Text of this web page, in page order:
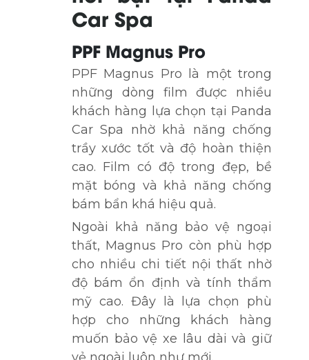
Car Spa
PPF Magnus Pro
PPF Magnus Pro là một trong
những dòng film được nhiều
khách hàng lựa chọn tại Panda
Car Spa nhờ khả năng chống
trầy xước tốt và độ hoàn thiện
cao. Film có độ trong đẹp, bề
mặt bóng và khả năng chống
bám bẩn khá hiệu quả.
Ngoài khả năng bảo vệ ngoại
thất, Magnus Pro còn phù hợp
cho nhiều chi tiết nội thất nhờ
độ bám ổn định và tính thẩm
mỹ cao. Đây là lựa chọn phù
hợp cho những khách hàng
muốn bảo vệ xe lâu dài và giữ